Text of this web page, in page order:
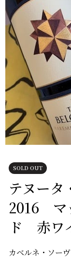
SOLD OUT
テヌータ
2016 マ
ド 赤ワ
カベルネ・ソー